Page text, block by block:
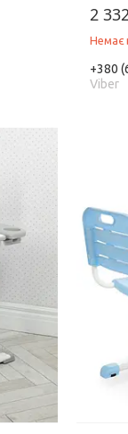
2
Немає
+380
Viber